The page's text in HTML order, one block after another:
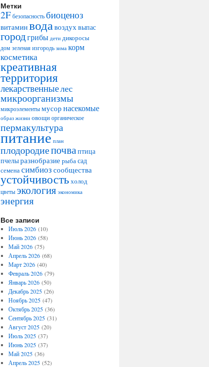
Метки
2F безопасность биоценоз
витаминводавоздухвыпас
городгрибы дети дикоросы
домзеленая изгородь зима корм
косметика
креативная
территория
лекарственныелес
микроорганизмы
микроэлементымусор насекомые
образ жизни овощи органическое
пермакультура
питание план
плодородиепочваптица
пчелыразнобразие рыбасад
семенасимбиоз сообщества
устойчивостьхолод
цветы экология экономика
энергия
Все записи
Июль 2026(10)
Июнь 2026(58)
Май 2026(75)
Апрель 2026(68)
Март 2026(40)
Февраль 2026(79)
Январь 2026(50)
Декабрь 2025(26)
Ноябрь 2025(47)
Октябрь 2025(36)
Сентябрь 2025(31)
Август 2025(20)
Июль 2025(37)
Июнь 2025(37)
Май 2025(36)
Апрель 2025(52)